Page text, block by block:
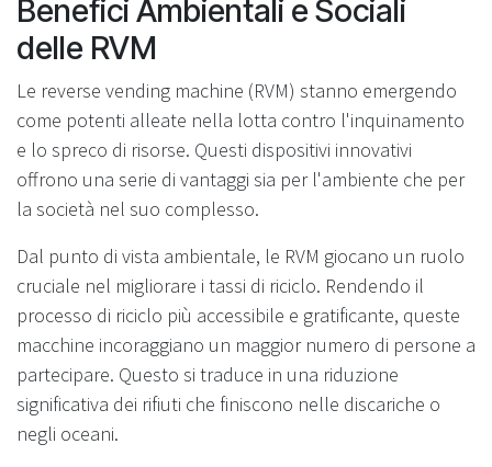
Benefici Ambientali e Sociali
delle RVM
Le reverse vending machine (RVM) stanno emergendo
come potenti alleate nella lotta contro l'inquinamento
e lo spreco di risorse. Questi dispositivi innovativi
offrono una serie di vantaggi sia per l'ambiente che per
la società nel suo complesso.
Dal punto di vista ambientale, le RVM giocano un ruolo
cruciale nel migliorare i tassi di riciclo. Rendendo il
processo di riciclo più accessibile e gratificante, queste
macchine incoraggiano un maggior numero di persone a
partecipare. Questo si traduce in una riduzione
significativa dei rifiuti che finiscono nelle discariche o
negli oceani.